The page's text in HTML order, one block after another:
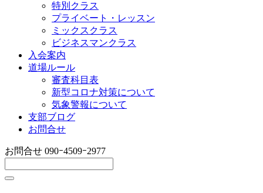
特別クラス
プライベート・レッスン
ミックスクラス
ビジネスマンクラス
入会案内
道場ルール
審査科目表
新型コロナ対策について
気象警報について
支部ブログ
お問合せ
お問合せ 090ｰ4509ｰ2977